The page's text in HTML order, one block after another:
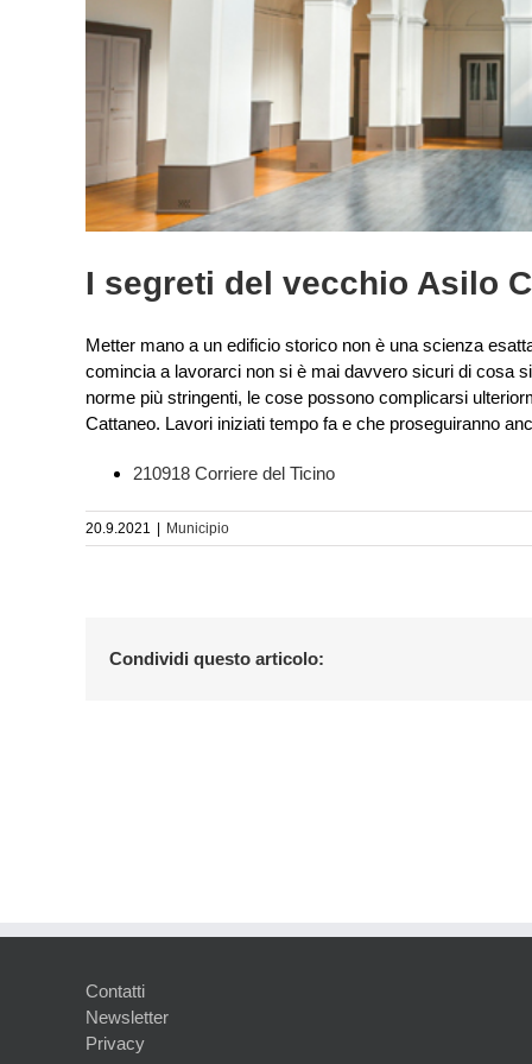
I segreti del vecchio Asilo
Metter mano a un edificio storico non è una scienza
comincia a lavorarci non si è mai davvero sicuri di cosa
norme più stringenti, le cose possono complicarsi
Cattaneo. Lavori iniziati tempo fa e che proseguiranno
210918 Corriere del Ticino
20.9.2021 Municipio
Condividi questo articolo:
Contatti
Newsletter
Privacy